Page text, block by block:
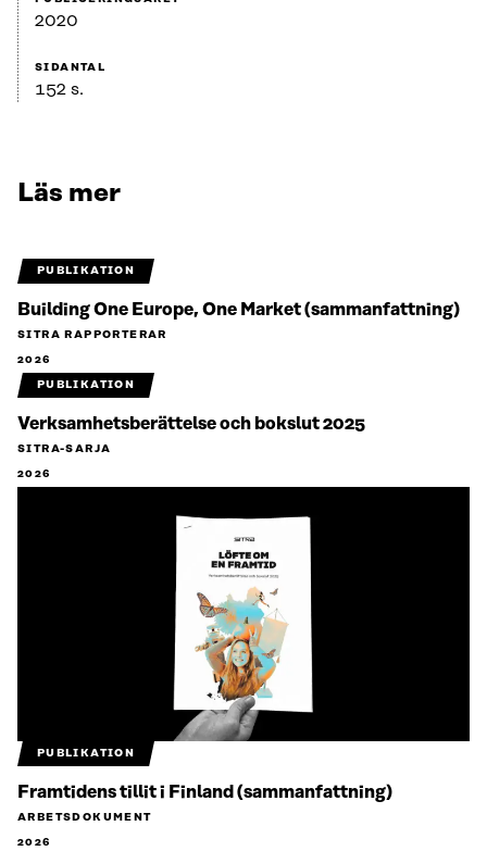
2020
SIDANTAL
152 s.
Läs mer
PUBLIKATION
Building One Europe, One Market (sammanfattning)
SITRA RAPPORTERAR
2026
PUBLIKATION
Verksamhetsberättelse och bokslut 2025
SITRA-SARJA
2026
PUBLIKATION
Framtidens tillit i Finland (sammanfattning)
ARBETSDOKUMENT
2026